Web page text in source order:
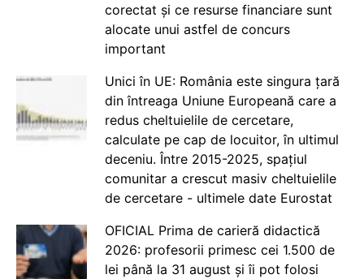
corectat și ce resurse financiare sunt
alocate unui astfel de concurs
important
Unici în UE: România este singura țară
din întreaga Uniune Europeană care a
redus cheltuielile de cercetare,
calculate pe cap de locuitor, în ultimul
deceniu. Între 2015-2025, spațiul
comunitar a crescut masiv cheltuielile
de cercetare - ultimele date Eurostat
OFICIAL Prima de carieră didactică
2026: profesorii primesc cei 1.500 de
lei până la 31 august și îi pot folosi